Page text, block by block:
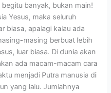
banyak, bukan main!
Yesus, maka seluruh
biasa, apalagi kalau ada
masing berbuat lebih
luar biasa. Di dunia akan
ada macam-macam cara
menjadi Putra manusia di
yang lalu. Jumlahnya